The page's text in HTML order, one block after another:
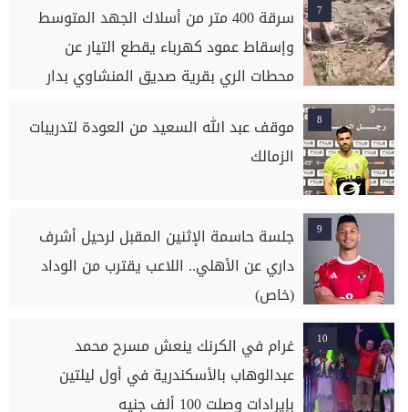
7
سرقة 400 متر من أسلاك الجهد المتوسط
وإسقاط عمود كهرباء يقطع التيار عن
محطات الري بقرية صديق المنشاوي بدار
8
موقف عبد الله السعيد من العودة لتدريبات
الزمالك
9
جلسة حاسمة الإثنين المقبل لرحيل أشرف
داري عن الأهلي.. اللاعب يقترب من الوداد
(خاص)
10
غرام في الكرنك ينعش مسرح محمد
عبدالوهاب بالأسكندرية في أول ليلتين
بإيرادات وصلت 100 ألف جنيه